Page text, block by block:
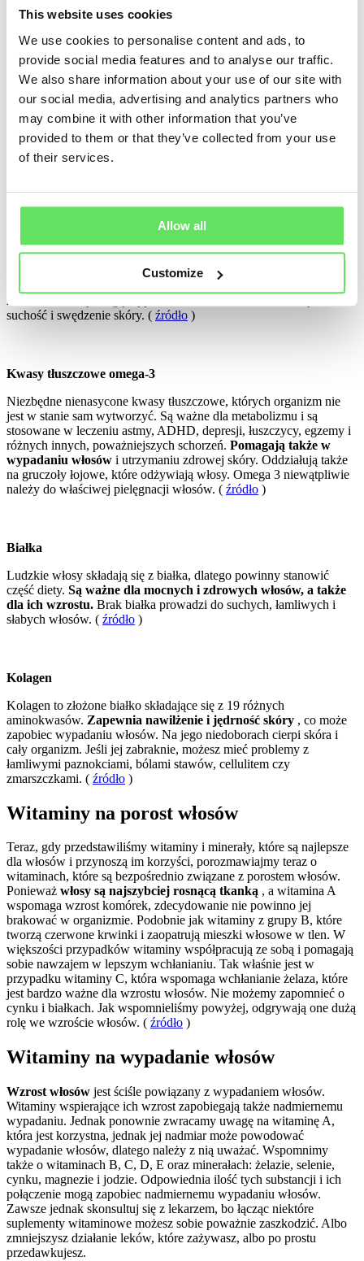
This website uses cookies
We use cookies to personalise content and ads, to
provide social media features and to analyse our traffic.
We also share information about your use of our site with
our social media, advertising and analytics partners who
may combine it with other information that you’ve
provided to them or that they’ve collected from your use
of their services.
Allow all
Customize
magnez (magnez)
Magnez jest czwartym pod względem liczebności minerałem w
organizmie człowieka i magazynowany jest głównie w kościach.
Między innymi korzystnie wpływa także na włosy. Normalizuje
cykl ich wzrostu iwzmacnia cebulki włosowe
. Do najbardziej
znanych objawów jej niedoboru należą skurcze mięśni, utrata
apetytu czy nudności. Nie ma niebezpieczeństwa przedawkowania
magnezu, gdyż organizm pobiera tylko tyle, ile potrzebuje, a jego
Jod jest niezbędnym składnikiem hormonów tarczycy. Oprócz
wpływu na tarczycę wpływa również na skórę i włosy.
niedoboru włosy mogą wypadać. Możesz również zauważyć
suchość i swędzenie skóry. ( źródło )
Kwasy tłuszczowe omega-3
Niezbędne nienasycone kwasy tłuszczowe, których organizm nie
jest w stanie sam wytworzyć. Są ważne dla metabolizmu i są
stosowane w leczeniu astmy, ADHD, depresji, łuszczycy, egzemy i
różnych innych, poważniejszych schorzeń. Pomagają także w
wypadaniu włosów i utrzymaniu zdrowej skóry. Oddziałują także
na gruczoły łojowe, które odżywiają włosy. Omega 3 niewątpliwie
należy do właściwej pielęgnacji włosów. ( źródło )
Białka
Ludzkie włosy składają się z białka, dlatego powinny stanowić
część diety. Są ważne dla mocnych i zdrowych włosów, a także
dla ich wzrostu. Brak białka prowadzi do suchych, łamliwych i
słabych włosów. ( źródło )
Kolagen
Kolagen to złożone białko składające się z 19 różnych
aminokwasów. Zapewnia nawilżenie i jędrność skóry , co może
zapobiec wypadaniu włosów. Na jego niedoborach cierpi skóra i
cały organizm. Jeśli jej zabraknie, możesz mieć problemy z
łamliwymi paznokciami, bólami stawów, cellulitem czy
zmarszczkami. ( źródło )
Witaminy na porost włosów
Teraz, gdy przedstawiliśmy witaminy i minerały, które są najlepsze
dla włosów i przynoszą im korzyści, porozmawiajmy teraz o
witaminach, które są bezpośrednio związane z porostem włosów.
Ponieważ włosy są najszybciej rosnącą tkanką , a witamina A
wspomaga wzrost komórek, zdecydowanie nie powinno jej
brakować w organizmie. Podobnie jak witaminy z grupy B, które
tworzą czerwone krwinki i zaopatrują mieszki włosowe w tlen. W
większości przypadków witaminy współpracują ze sobą i pomagają
sobie nawzajem w lepszym wchłanianiu. Tak właśnie jest w
przypadku witaminy C, która wspomaga wchłanianie żelaza, które
jest bardzo ważne dla wzrostu włosów. Nie możemy zapomnieć o
cynku i białkach. Jak wspomnieliśmy powyżej, odgrywają one dużą
rolę we wzroście włosów. ( źródło )
Witaminy na wypadanie włosów
Wzrost włosów jest ściśle powiązany z wypadaniem włosów.
Witaminy wspierające ich wzrost zapobiegają także nadmiernemu
wypadaniu. Jednak ponownie zwracamy uwagę na witaminę A,
która jest korzystna, jednak jej nadmiar może powodować
wypadanie włosów, dlatego należy z nią uważać. Wspomnimy
także o witaminach B, C, D, E oraz minerałach: żelazie, selenie,
cynku, magnezie i jodzie. Odpowiednia ilość tych substancji i ich
połączenie mogą zapobiec nadmiernemu wypadaniu włosów.
Zawsze jednak skonsultuj się z lekarzem, bo łącząc niektóre
suplementy witaminowe możesz sobie poważnie zaszkodzić. Albo
zmniejszysz działanie leków, które zażywasz, albo po prostu
przedawkujesz.